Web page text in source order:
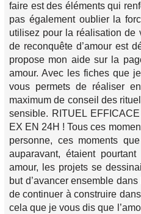
faire est des éléments qui
pas également oublier la
utilisez pour la réalisation de
de reconquête d’amour est
propose mon aide sur la
amour. Avec les fiches que
vous permets de réaliser
maximum de conseil des
sensible. RITUEL
EX EN 24H ! Tous ces
personne, ces moments
auparavant, étaient
amour, les projets se
but d’avancer ensemble
de continuer à construire
cela que je vous dis que